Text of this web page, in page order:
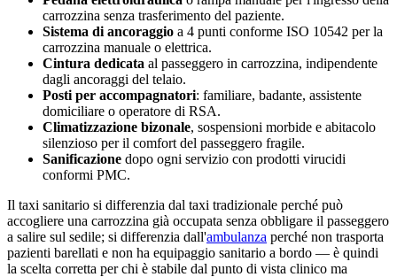
carrozzina senza trasferimento del paziente.
Sistema di ancoraggio a 4 punti conforme ISO 10542 per la
carrozzina manuale o elettrica.
Cintura dedicata al passeggero in carrozzina, indipendente
dagli ancoraggi del telaio.
Posti per accompagnatori: familiare, badante, assistente
domiciliare o operatore di RSA.
Climatizzazione bizonale, sospensioni morbide e abitacolo
silenzioso per il comfort del passeggero fragile.
Sanificazione dopo ogni servizio con prodotti virucidi
conformi PMC.
Il taxi sanitario si differenzia dal taxi tradizionale perché può
accogliere una carrozzina già occupata senza obbligare il passeggero
a salire sul sedile; si differenzia dall'ambulanza perché non trasporta
pazienti barellati e non ha equipaggio sanitario a bordo — è quindi
la scelta corretta per chi è stabile dal punto di vista clinico ma